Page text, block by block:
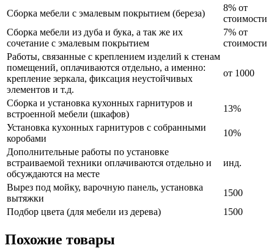
Сборка мебели с эмалевым покрытием (береза)
8% от
стоимости
Сборка мебели из дуба и бука, а так же их
сочетание с эмалевым покрытием
7% от
стоимости
Работы, связанные с креплением изделий к стенам
помещений, оплачиваются отдельно, а именно:
крепление зеркала, фиксация неустойчивых
элементов и т.д.
от 1000
Сборка и установка кухонных гарнитуров и
встроенной мебели (шкафов)
13%
Установка кухонных гарнитуров с собранными
коробами
10%
Дополнительные работы по установке
встраиваемой техники оплачиваются отдельно и
обсуждаются на месте
инд.
Вырез под мойку, варочную панель, установка
вытяжки
1500
Подбор цвета (для мебели из дерева)
1500
Похожие товары